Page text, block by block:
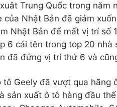
Trung Quốc trong
của Nhật Bản đã giảm
Nhật Bản để mất vị trí số
6 cái tên trong top 20
đã đứng vị trí thứ 6 và
tô Geely đã vượt qua hãng
sản xuất ô tô hàng đầu